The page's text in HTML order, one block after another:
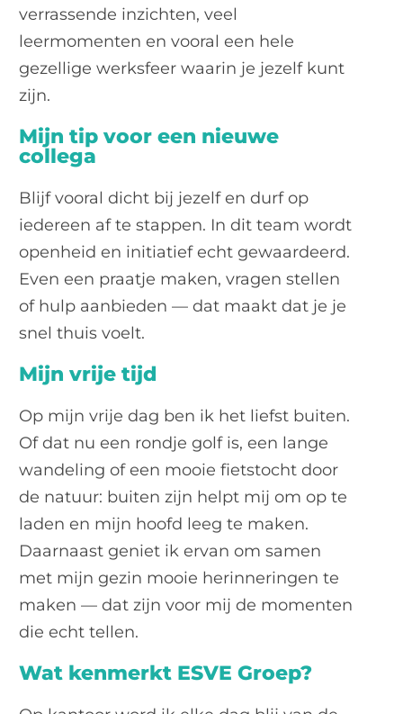
verrassende inzichten, veel
leermomenten en vooral een hele
gezellige werksfeer waarin je jezelf kunt
zijn.
Mijn tip voor een nieuwe
collega
Blijf vooral dicht bij jezelf en durf op
iedereen af te stappen. In dit team wordt
openheid en initiatief echt gewaardeerd.
Even een praatje maken, vragen stellen
of hulp aanbieden — dat maakt dat je je
snel thuis voelt.
Mijn vrije tijd
Op mijn vrije dag ben ik het liefst buiten.
Of dat nu een rondje golf is, een lange
wandeling of een mooie fietstocht door
de natuur: buiten zijn helpt mij om op te
laden en mijn hoofd leeg te maken.
Daarnaast geniet ik ervan om samen
met mijn gezin mooie herinneringen te
maken — dat zijn voor mij de momenten
die echt tellen.
Wat kenmerkt ESVE Groep?